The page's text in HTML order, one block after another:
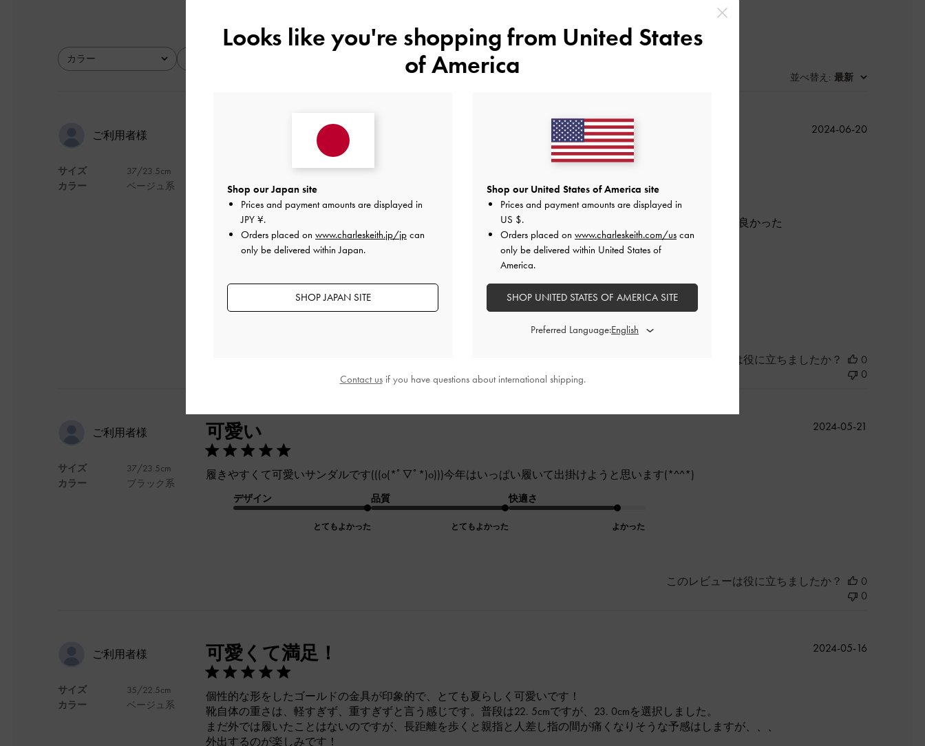
カラー
全て 品質
全て
並べ替え : 最新
ご利用者様
サイズ
カラー
37/23.5cm
ベージュ系
フラットなのにオシャレ
横幅が広くむくみやすいので、ビーサン型?親指と人差し指の間のデザインでとても良かった。
浮腫みやすいので、スニーカーなどは23. 0なのですが23. 5にしてみましたが、少し隙間があり23. 0のままで良かった
と思いましたが、問題なくはけています。大満足。
ベージュを購入しましたが、黒も欲しいです。
公
2024-06-20
このレビューは役に立ちましたか？
0
0
ご利用者様
サイズ
カラー
37/23.5cm
ブラック系
可愛い
履きやすくて可愛いサンダルです(((o(*ﾟ▽ﾟ*)o)))今年はいっぱい履いて出掛けようと思います(*^^*)
デザイン
とてもよかった
品質
とてもよかった
快適さ
よかった
2024-05-21
このレビューは役に立ちましたか？
0
0
ご利用者様
サイズ
カラー
35/22.5cm
ベージュ系
可愛くて満足！
個性的な形をしたゴールドの金具が印象的で、とても夏らしく可愛いです！
靴自体の重さは、軽すぎず、重すぎずと言う感じです。普段は22. 5cmですが、23. 0cmを選択しました。
まだ外では履いたことはないのですが、長距離を歩くと親指と人差し指の間が痛くなりそうな予感はしますが、、、
外出するのが楽しみです！
公
2024-05-16
Looks like you're shopping from United States
of America
Shop our Japan site
Prices and payment amounts are displayed in
JPY ¥.
Orders placed on www.charleskeith.jp/jp can
only be delivered within Japan.
SHOP JAPAN SITE
Shop our United States of America site
Prices and payment amounts are displayed in
US $.
Orders placed on www.charleskeith.com/us can
only be delivered within United States of
America.
SHOP UNITED STATES OF AMERICA SITE
Preferred Language:
Contact usif you have questions about international shipping.